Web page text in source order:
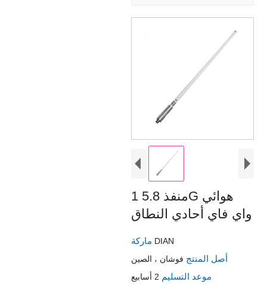
1 منفذ 5.8G هوائي
واي فاي أحادي النطاق
DIAN
أصل المنتج فوشان ، الصين
موعد التسليم 2 أسابيع